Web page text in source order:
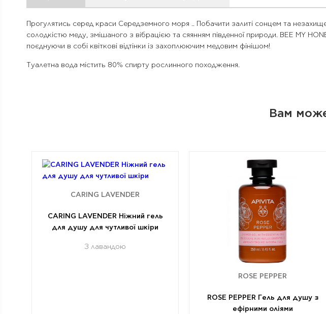
Прогулятись серед краси Середземного моря .. Побачити залиті сонцем та
солодкістю меду, змішаного з вібрацією та сяянням південної природи. BEE MY
поєднуючи в собі квіткові відтінки із захоплюючим медовим фінішом!
Туалетна вода містить 80% спирту рослинного походження.
Вам
CARING LAVENDER
CARING LAVENDER Ніжний гель
для душу для чутливої шкіри
З лавандою
ROSE PEPPER
ROSE PEPPER Гель для душу з
ефірними оліями